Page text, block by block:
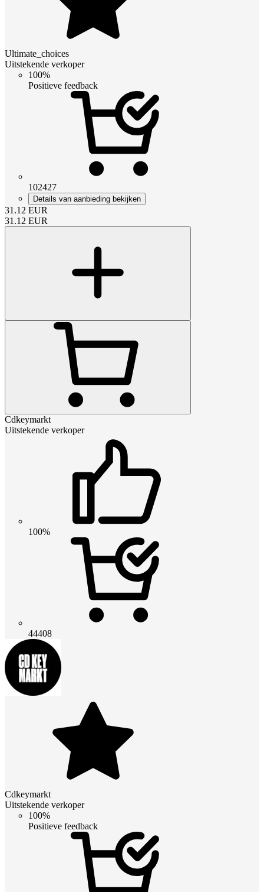
Ultimate_choices
Uitstekende verkoper
100%
Positieve feedback
102427
Details van aanbieding bekijken
31.12 EUR
31.12 EUR
Cdkeymarkt
Uitstekende verkoper
100%
44408
Cdkeymarkt
Uitstekende verkoper
100%
Positieve feedback